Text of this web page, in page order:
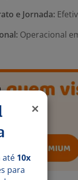
e Jornada:
Operacional
até 10x
para